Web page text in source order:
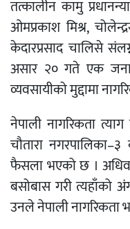
तत्कालीन कामु
ओमप्रकाश मिश्र,
केदारप्रसाद चालिसे
असार २० गते एक जना
व्यवसायीको मुद्दामा
नेपाली नागरिकता
चौतारा नगरपालिका–३
फैसला भएको छ ।
बसोबास गरी त्यहाँको
उनले नेपाली नागरिकता